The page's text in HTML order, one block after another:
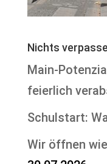
Nichts
Main-
feierlich
Schulstart:
Wir öffnen